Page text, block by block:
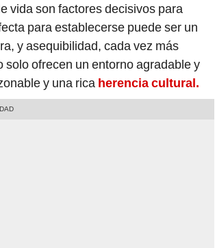
vida son factores decisivos para
para establecerse puede ser un
y asequibilidad, cada vez más
solo ofrecen un entorno agradable y
y una rica herencia cultural.